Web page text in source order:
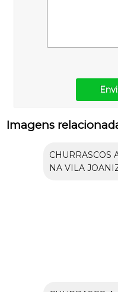
Imagens
CHURRASCOS
NA VILA